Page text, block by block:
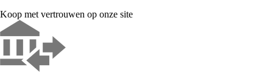
Koop met vertrouwen op onze site